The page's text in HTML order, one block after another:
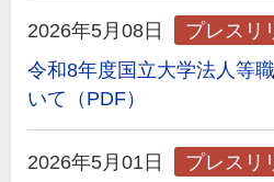
2026年5月08日
プレスリ
令和8年度国立大学法人等
いて（PDF）
2026年5月01日
プレスリ